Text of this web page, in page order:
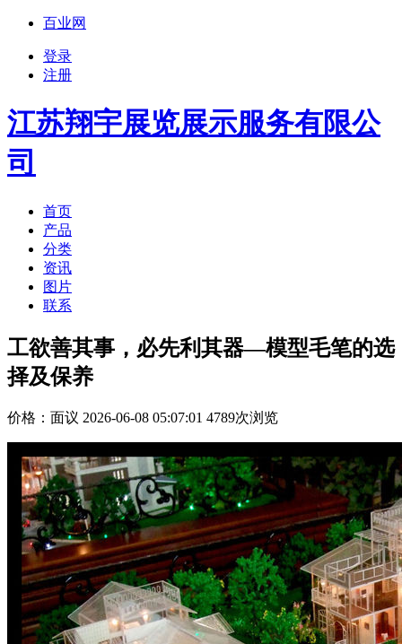
百业网
登录
注册
江苏翔宇展览展示服务有限公
司
首页
产品
分类
资讯
图片
联系
工欲善其事，必先利其器—模型毛笔的选
择及保养
价格： 面议 2026-06-08 05:07:01 4789次浏览